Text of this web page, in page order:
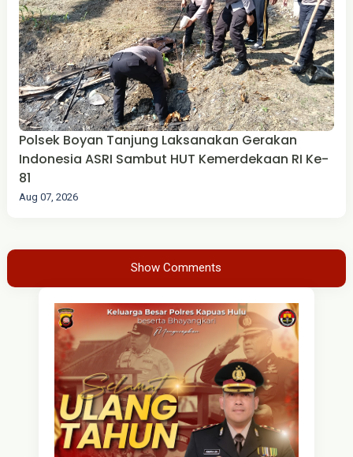
Polsek Boyan Tanjung Laksanakan Gerakan
Indonesia ASRI Sambut HUT Kemerdekaan RI Ke-
81
Aug 07, 2026
Show Comments